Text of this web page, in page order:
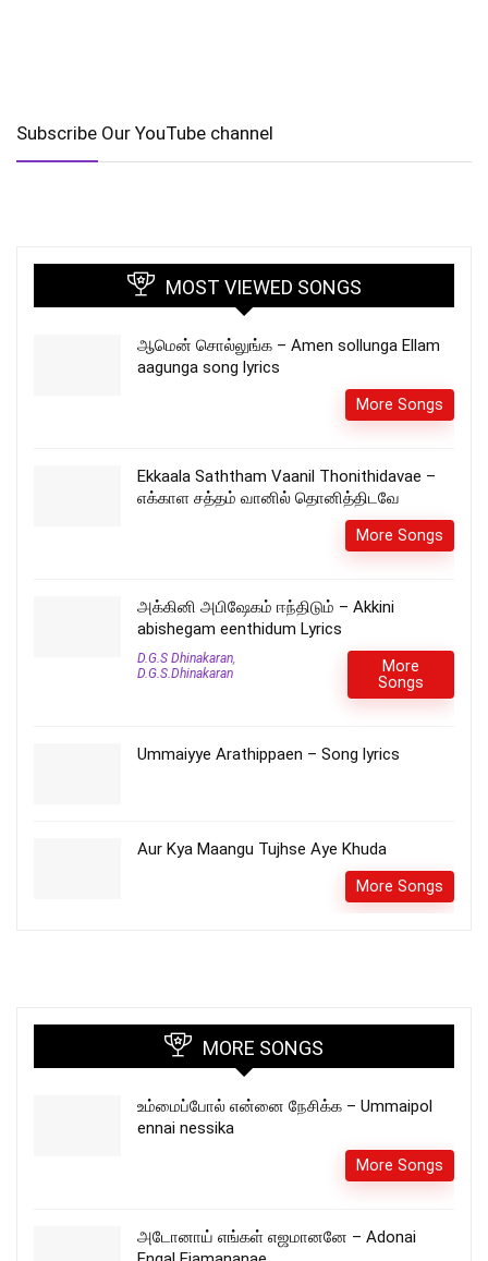
Subscribe Our YouTube channel
MOST VIEWED SONGS
ஆமென் சொல்லுங்க – Amen sollunga Ellam
aagunga song lyrics
More Songs
Ekkaala Saththam Vaanil Thonithidavae –
எக்காள சத்தம் வானில் தொனித்திடவே
More Songs
அக்கினி அபிஷேகம் ஈந்திடும் – Akkini
abishegam eenthidum Lyrics
D.G.S Dhinakaran,
D.G.S.Dhinakaran
More
Songs
Ummaiyye Arathippaen – Song lyrics
Aur Kya Maangu Tujhse Aye Khuda
More Songs
MORE SONGS
உம்மைப்போல் என்னை நேசிக்க – Ummaipol
ennai nessika
More Songs
அடோனாய் எங்கள் எஜமானனே – Adonai